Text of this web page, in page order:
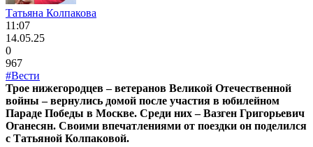
Татьяна Колпакова
11:07
14.05.25
0
967
#Вести
Трое нижегородцев – ветеранов Великой Отечественной
войны – вернулись домой после участия в юбилейном
Параде Победы в Москве. Среди них – Вазген Григорьевич
Оганесян. Своими впечатлениями от поездки он поделился
с Татьяной Колпаковой.